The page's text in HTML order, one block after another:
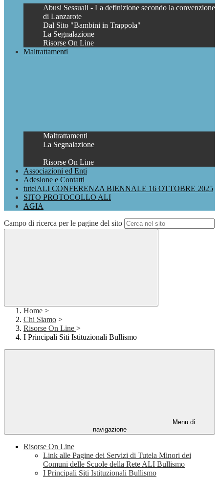
Abusi Sessuali - La definizione secondo la convenzione
di Lanzarote
Dal Sito "Bambini in Trappola"
La Segnalazione
Risorse On Line
Maltrattamenti
Maltrattamenti
La Segnalazione
Risorse On Line
Associazioni ed Enti
Adesione e Contatti
tutelALI CONFERENZA BIENNALE 16 OTTOBRE 2025
SITO PROTOCOLLO ALI
AGIA
Campo di ricerca per le pagine del sito
Home >
Chi Siamo >
Risorse On Line >
I Principali Siti Istituzionali Bullismo
Menu di
navigazione
Risorse On Line
Link alle Pagine dei Servizi di Tutela Minori dei
Comuni delle Scuole della Rete ALI Bullismo
I Principali Siti Istituzionali Bullismo